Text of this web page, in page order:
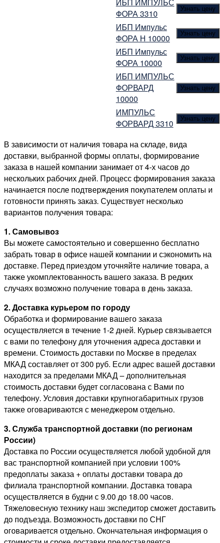
ФОРА 3310
Узнать цену
ИБП Импульс
ФОРА Н 10000
Узнать цену
ИБП Импульс
ФОРА 10000
Узнать цену
ИБП ИМПУЛЬС
ФОРВАРД
10000
Узнать цену
ИМПУЛЬС
ФОРВАРД 3310
Узнать цену
В зависимости от наличия товара на складе, вида
доставки, выбранной формы оплаты, формирование
заказа в нашей компании занимает от 4-х часов до
нескольких рабочих дней. Процесс формирования заказа
начинается после подтверждения покупателем оплаты и
готовности принять заказ. Существует несколько
вариантов получения товара:
1. Самовывоз
Вы можете самостоятельно и совершенно бесплатно
забрать товар в офисе нашей компании и сэкономить на
доставке. Перед приездом уточняйте наличие товара, а
также укомплектованность вашего заказа. В редких
случаях возможно получение товара в день заказа.
2. Доставка курьером по городу
Обработка и формирование вашего заказа
осуществляется в течение 1-2 дней. Курьер связывается
с вами по телефону для уточнения адреса доставки и
времени. Стоимость доставки по Москве в пределах
МКАД составляет от 300 руб. Если адрес вашей доставки
находится за пределами МКАД – дополнительная
стоимость доставки будет согласована с Вами по
телефону. Условия доставки крупногабаритных грузов
также оговариваются с менеджером отдельно.
3. Служба транспортной доставки (по регионам
России)
Доставка по России осуществляется любой удобной для
вас транспортной компанией при условии 100%
предоплаты заказа + оплаты доставки товара до
филиала транспортной компании. Доставка товара
осуществляется в будни с 9.00 до 18.00 часов.
Тяжеловесную технику наш экспедитор сможет доставить
до подъезда. Возможность доставки по СНГ
оговаривается отдельно. Окончательная информация о